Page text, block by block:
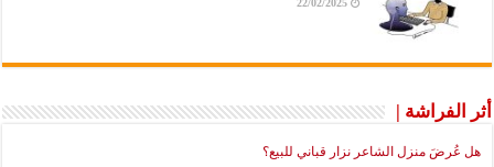
22/02/2025
أثر الفراشة |
هل عُرضَ منزل الشاعر نزار قباني للبيع؟